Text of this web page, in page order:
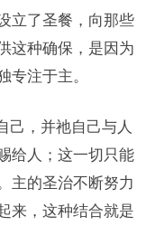
立了圣餐，向那些
这种确保，是因为
专注于主。
己，并祂自己与人
给人；这一切只能
主的圣治不断努力
来，这种结合就是